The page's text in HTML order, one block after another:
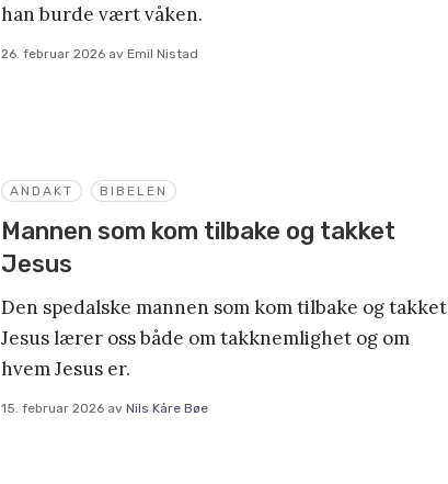
han burde vært våken.
26. februar 2026 av Emil Nistad
ANDAKT BIBELEN
Mannen som kom tilbake og takket
Jesus
Den spedalske mannen som kom tilbake og takket
Jesus lærer oss både om takknemlighet og om
hvem Jesus er.
15. februar 2026 av Nils Kåre Bøe